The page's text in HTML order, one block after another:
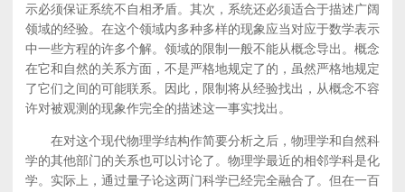
示必须保证系统不自相矛盾。其次，系统还必须适合于描述广阔
领域的经验。在这个领域内多种多样的现象应当对应于数学表示
中一些方程的许多个解。领域的限制一般不能从概念导出。概念
在它和自然的关系方面，不是严格地规定了的，虽然严格地规定
了它们之间的可能联系。因此，限制将从经验找出，从概念不容
许对被观测的现象作完全的描述这一事实找出。
在对这个现代物理学结构作简要分析之后，物理学和自然科
学的其他部门的关系也可以讨论了。物理学最近的相邻学科是化
学。实际上，通过量子论这两门科学已经完全融合了。但在一百